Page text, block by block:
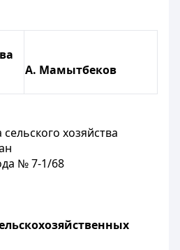
А. Мамытбеков
хозяйства
№ 7-1/68